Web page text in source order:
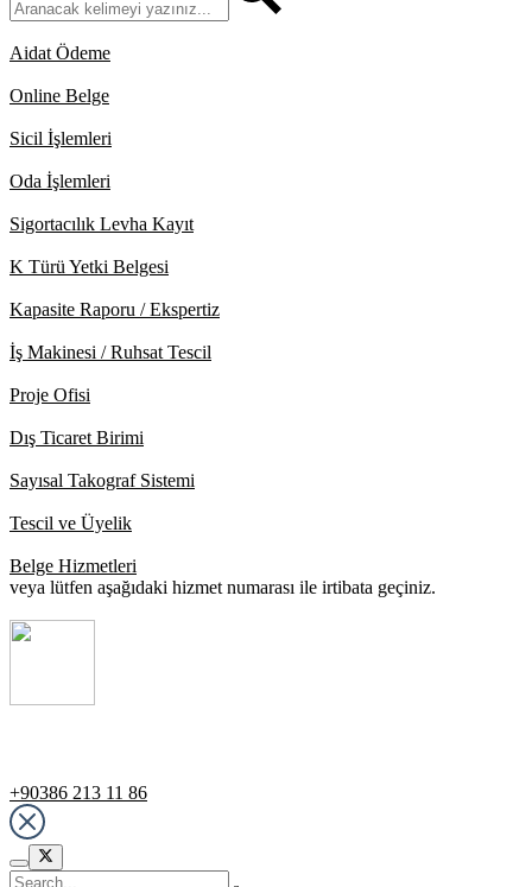
Aidat Ödeme
Online Belge
Sicil İşlemleri
Oda İşlemleri
Sigortacılık Levha Kayıt
K Türü Yetki Belgesi
Kapasite Raporu / Ekspertiz
İş Makinesi / Ruhsat Tescil
Proje Ofisi
Dış Ticaret Birimi
Sayısal Takograf Sistemi
Tescil ve Üyelik
Belge Hizmetleri
veya lütfen aşağıdaki hizmet numarası ile irtibata geçiniz.
+90386 213 11 86